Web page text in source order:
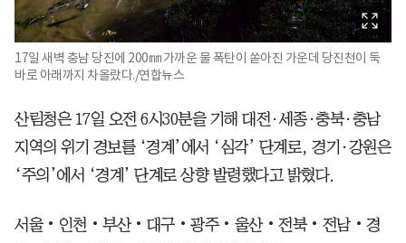
17일 새벽 충남 당진에 200㎜ 가까운 물 폭탄이 쏟아진 가운데 당진천이 둑
바로 아래까지 차올랐다./연합뉴스
산림청은 17일 오전 6시30분을 기해 대전·세종·충북·충남
지역의 위기 경보를 ‘경계’에서 ‘심각’ 단계로, 경기·강원은
‘주의’에서 ‘경계’ 단계로 상향 발령했다고 밝혔다.
서울‧인천‧부산‧대구‧광주‧울산‧전북‧전남‧경